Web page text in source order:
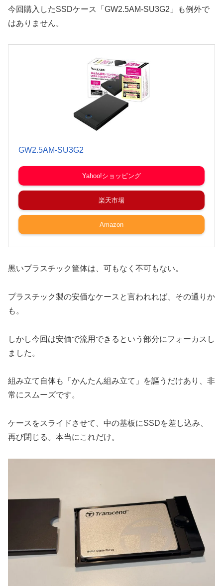
今回購入したSSDケース「GW2.5AM-SU3G2」も例外で
はありません。
GW2.5AM-SU3G2
Yahoo!ショッピング
楽天市場
Amazon
黒いプラスチック筐体は、可もなく不可もない。
プラスチック製の安価なケースと言われれば、その通りか
も。
しかし今回は安価で流用できるという部分にフォーカスし
ました。
組み立て自体も「かんたん組み立て」を謳うだけあり、非
常にスムーズです。
ケースをスライドさせて、中の基板にSSDを差し込み、
再び閉じる。本当にこれだけ。